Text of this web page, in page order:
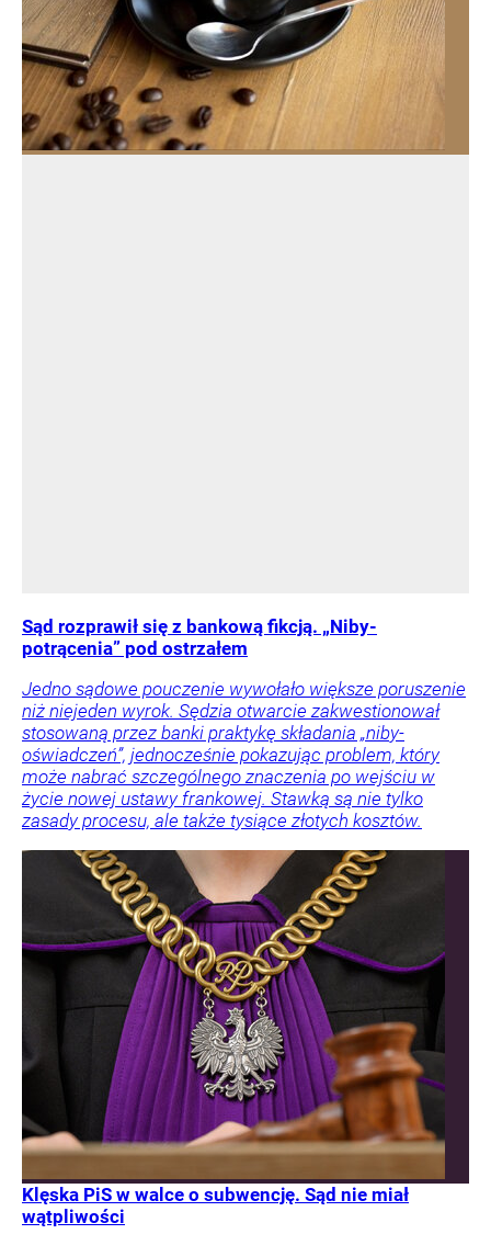
Sąd rozprawił się z bankową fikcją. „Niby-
potrącenia” pod ostrzałem
Jedno sądowe pouczenie wywołało większe poruszenie
niż niejeden wyrok. Sędzia otwarcie zakwestionował
stosowaną przez banki praktykę składania „niby-
oświadczeń”, jednocześnie pokazując problem, który
może nabrać szczególnego znaczenia po wejściu w
życie nowej ustawy frankowej. Stawką są nie tylko
zasady procesu, ale także tysiące złotych kosztów.
Klęska PiS w walce o subwencję. Sąd nie miał
wątpliwości